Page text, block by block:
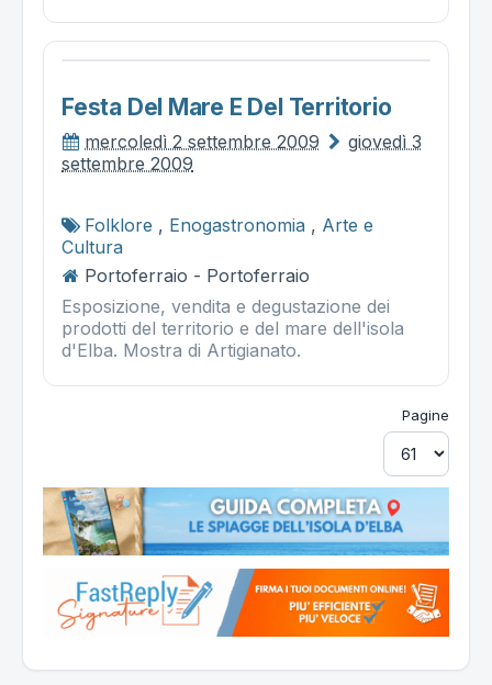
Festa Del Mare E Del Territorio
mercoledì 2 settembre 2009
giovedì 3
settembre 2009
Folklore , Enogastronomia , Arte e
Cultura
Portoferraio - Portoferraio
Esposizione, vendita e degustazione dei
prodotti del territorio e del mare dell'isola
d'Elba. Mostra di Artigianato.
Pagine